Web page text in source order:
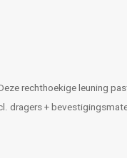
rechthoekige leuning
dragers +